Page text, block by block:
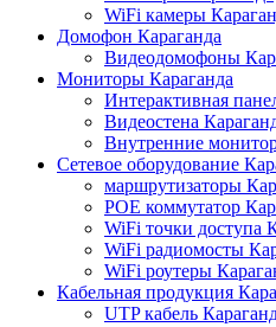
WiFi камеры
Домофон Караганда
Видеодомофоны
Мониторы Караганда
Интерактивная
Видеостена
Внутренние
Сетевое оборудование
маршрутизаторы
POE коммутатор
WiFi точки доступа
WiFi радиомосты
WiFi роутеры
Кабельная продукция
UTP кабель